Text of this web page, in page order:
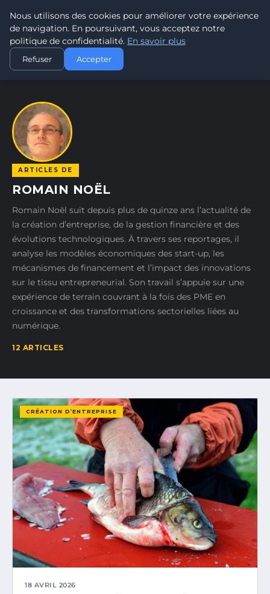
TRAMWAY7
PASSION TRAMWAY & TRANSPORT URBAIN
ACCUEIL AUTEURS ROMAIN NOËL
ARTICLES DE
ROMAIN NOËL
Romain Noël suit depuis plus de quinze ans l’actualité de
la création d’entreprise, de la gestion financière et des
évolutions technologiques. À travers ses reportages, il
analyse les modèles économiques des start-up, les
mécanismes de financement et l’impact des innovations
sur le tissu entrepreneurial. Son travail s’appuie sur une
expérience de terrain couvrant à la fois des PME en
croissance et des transformations sectorielles liées au
numérique.
12 ARTICLES
CRÉATION D’ENTREPRISE
18 AVRIL 2026
Nous utilisons des cookies pour améliorer votre expérience
de navigation. En poursuivant, vous acceptez notre
politique de confidentialité. En savoir plus
Refuser Accepter